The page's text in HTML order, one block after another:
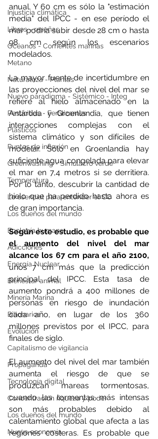
Injusticia climática
Libros - reseñas
Océanos - Corrientes marinas
Metano
Naturaleza - Plantas
Nuevo paradigma - Sistémico - Integ
Pesticidas - Fertilizantes
Plásticos
Puntos de inflexión
Greenwashing - Simulacro verde
Temperatura
Lo esencial para entender el CC
Los dueños del mundo
Ecología humana
Adicciones
Energía Nuclear
Bienestar animal
Minería Marina
Billonarios
Evolución
Capitalismo de vigilancia
Propaganda
Tecnología digital
Concentración riqueza y poder
Los dueños del mundo
Nueva economía
anual. Y 60 cm es sólo la "estimación
media" del IPCC - en ese período el
mar podría subir desde 28 cm o hasta
98 cm según los escenarios
modelados.
La mayor fuente de incertidumbre en
las proyecciones del nivel del mar se
refiere al hielo almacenado en la
Antártida y Groenlandia, que tienen
interacciones complejas con el
sistema climático y son difíciles de
modelar. Sólo en Groenlandia hay
suficiente agua congelada para elevar
el mar en 7,4 metros si se derritiera.
Por lo tanto, descubrir la cantidad de
hielo que ha perdido hasta ahora es
de gran importancia.
Según este estudio, es probable que
el aumento del nivel del mar
unos 7 cm más que la predicción
principal del IPCC. Esta tasa de
aumento pondrá a 400 millones de
personas en riesgo de inundación
cada año, en lugar de los 360
millones previstos por el IPCC, para
finales de siglo.
El aumento del nivel del mar también
aumenta el riesgo de que se
produzcan mareas tormentosas,
cuando las tormentas más intensas
son más probables debido al
calentamiento global que afecta a las
regiones costeras. Es probable que